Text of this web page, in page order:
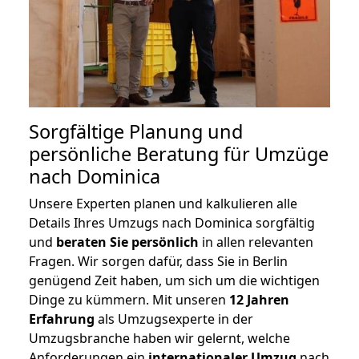
Sorgfältige Planung und
persönliche Beratung für Umzüge
nach Dominica
Unsere Experten planen und kalkulieren alle
Details Ihres Umzugs nach Dominica sorgfältig
und beraten Sie persönlich in allen relevanten
Fragen. Wir sorgen dafür, dass Sie in Berlin
genügend Zeit haben, um sich um die wichtigen
Dinge zu kümmern. Mit unseren 12 Jahren
Erfahrung als Umzugsexperte in der
Umzugsbranche haben wir gelernt, welche